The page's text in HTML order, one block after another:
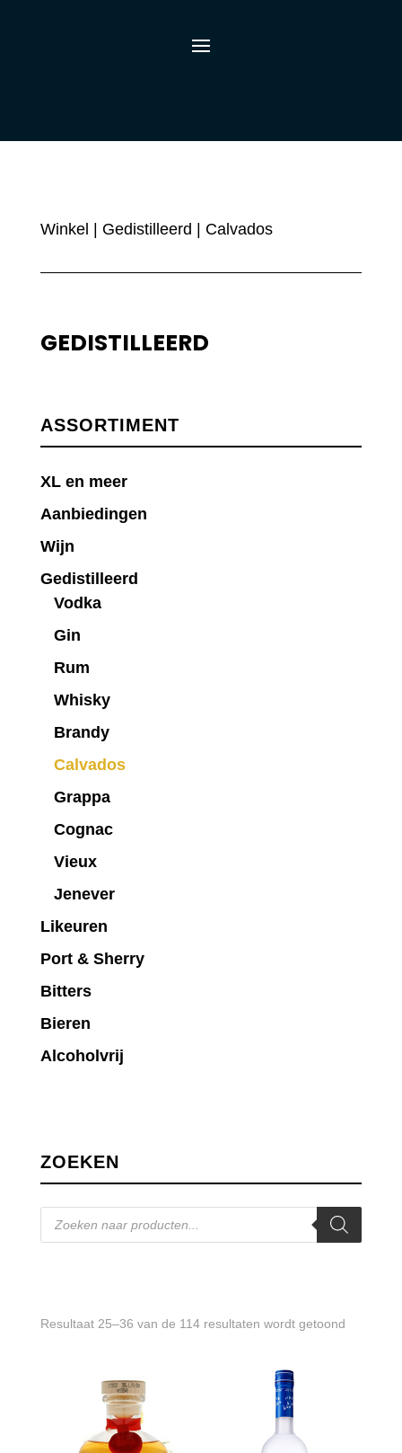
Winkel Gedistilleerd | Calvados
GEDISTILLEERD
ASSORTIMENT
XL en meer
Aanbiedingen
Wijn
Gedistilleerd
Vodka
Gin
Rum
Whisky
Brandy
Calvados
Grappa
Cognac
Vieux
Jenever
Likeuren
Port & Sherry
Bitters
Bieren
Alcoholvrij
ZOEKEN
Producten
zoeken
Resultaat 25–36 van de 114 resultaten wordt getoond